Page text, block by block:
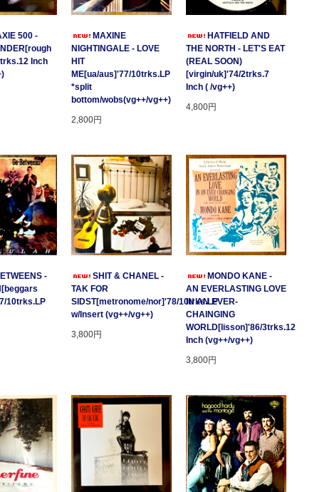
500 -
Inch
MAXINE
NIGHTINGALE - LOVE
HIT
ME[ua/aus]'77/10trks.LP
*split
bottom/wobs(vg++/vg++)
2,800円
HATFIELD AND
THE NORTH - LET'S EAT
(REAL SOON)
[virgin/uk]'74/2trks.7
Inch ( /vg++)
4,800円
-
10trks.LP
SHIT & CHANEL -
TAK FOR
SIDST[metronome/nor]'78/10trks.LP
w/Insert (vg++/vg++)
3,800円
MONDO KANE -
AN EVERLASTING LOVE
IN AN EVER-
CHAINGING
WORLD[lisson]'86/3trks.12
Inch (vg++/vg++)
3,800円